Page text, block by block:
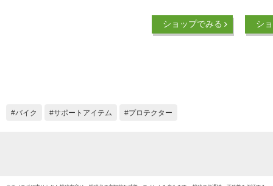
シング インナーパッ
ド バイク用 バイク
ショップでみる
サッカ
パー
シ
バイク サポートアイテム プロテクター